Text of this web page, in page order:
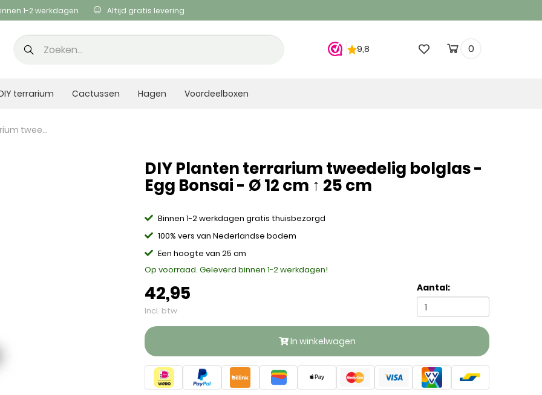
1-2 werkdagen Altijd gratis levering
0
terrarium Cactussen Hagen Voordeelboxen
DIY Planten terrarium tweedelig bolglas - Egg Bonsai - Ø 12 cm ↑ 25 cm
DIY Planten terrarium tweedelig bolglas -
Egg Bonsai - Ø 12 cm ↑ 25 cm
Binnen 1-2 werkdagen gratis thuisbezorgd
100% vers van Nederlandse bodem
Een hoogte van 25 cm
Op voorraad. Geleverd binnen 1-2 werkdagen!
42,95
Incl. btw
Aantal:
In winkelwagen